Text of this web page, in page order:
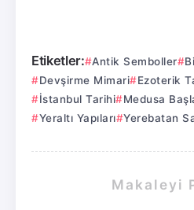
Etiketler: Antik Semboller
Devşirme Mimari
Ezoterik
İstanbul Tarihi
Medusa
Yeraltı Yapıları
Yerebatan
Makaleyi